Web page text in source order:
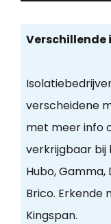
verscheidene
met meer info
verkrijgbaar bij
Hubo, Gamma,
Brico. Erkende
Kingspan.